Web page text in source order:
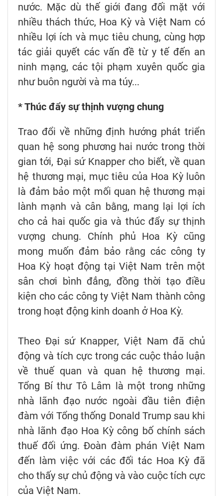
nước. Mặc dù thế giới đang đối mặt với
nhiều thách thức, Hoa Kỳ và Việt Nam có
nhiều lợi ích và mục tiêu chung, cùng hợp
tác giải quyết các vấn đề từ y tế đến an
ninh mạng, các tội phạm xuyên quốc gia
như buôn người và ma túy...
* Thúc đẩy sự thịnh vượng chung
Trao đổi về những định hướng phát triển
quan hệ song phương hai nước trong thời
gian tới, Đại sứ Knapper cho biết, về quan
hệ thương mại, mục tiêu của Hoa Kỳ luôn
là đảm bảo một mối quan hệ thương mại
lành mạnh và cân bằng, mang lại lợi ích
cho cả hai quốc gia và thúc đẩy sự thịnh
vượng chung. Chính phủ Hoa Kỳ cũng
mong muốn đảm bảo rằng các công ty
Hoa Kỳ hoạt động tại Việt Nam trên một
sân chơi bình đẳng, đồng thời tạo điều
kiện cho các công ty Việt Nam thành công
trong hoạt động kinh doanh ở Hoa Kỳ.
Theo Đại sứ Knapper, Việt Nam đã chủ
động và tích cực trong các cuộc thảo luận
về thuế quan và quan hệ thương mại.
Tổng Bí thư Tô Lâm là một trong những
nhà lãnh đạo nước ngoài đầu tiên điện
đàm với Tổng thống Donald Trump sau khi
nhà lãnh đạo Hoa Kỳ công bố chính sách
thuế đối ứng. Đoàn đàm phán Việt Nam
đến làm việc với các đối tác Hoa Kỳ đã
cho thấy sự chủ động và vào cuộc tích cực
của Việt Nam.